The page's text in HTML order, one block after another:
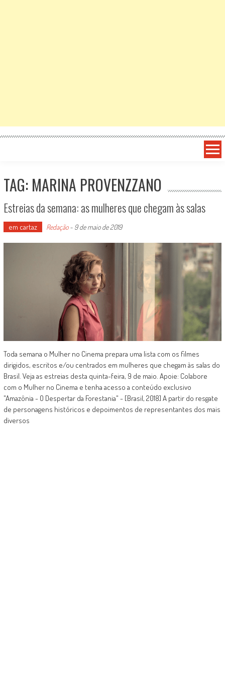
TAG: MARINA PROVENZZANO
Estreias da semana: as mulheres que chegam às salas
em cartaz Redação- 9 de maio de 2019
Toda semana o Mulher no Cinema prepara uma lista com os filmes
dirigidos, escritos e/ou centrados em mulheres que chegam às salas do
Brasil. Veja as estreias desta quinta-feira, 9 de maio. Apoie: Colabore
com o Mulher no Cinema e tenha acesso a conteúdo exclusivo
"Amazônia - O Despertar da Forestania" - [Brasil, 2018] A partir do resgate
de personagens históricos e depoimentos de representantes dos mais
diversos